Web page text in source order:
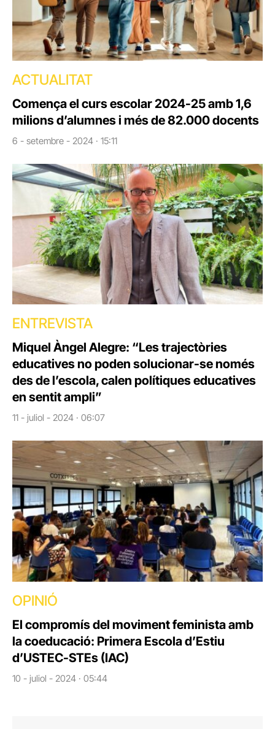
ACTUALITAT
Comença el curs escolar 2024-25 amb 1,6
milions d’alumnes i més de 82.000 docents
6 - setembre - 2024 · 15:11
ENTREVISTA
Miquel Àngel Alegre: “Les trajectòries
educatives no poden solucionar-se només
des de l’escola, calen polítiques educatives
en sentit ampli”
11 - juliol - 2024 · 06:07
OPINIÓ
El compromís del moviment feminista amb
la coeducació: Primera Escola d’Estiu
d’USTEC-STEs (IAC)
10 - juliol - 2024 · 05:44